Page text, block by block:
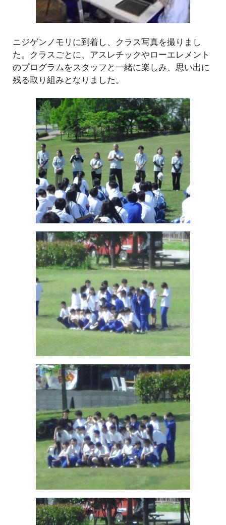
ニジゲンノモリに到着し、クラス写真を撮りまし
た。クラスごとに、アスレチックやローエレメント
のプログラムをスタッフと一緒に楽しみ、思い出に
残る取り組みとなりました。